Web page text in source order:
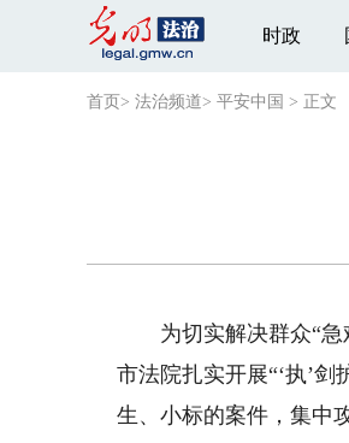
时政
首页 > 法治频道> 平安中国 > 正文
为切实解决群众“急
市法院扎实开展“‘执’
生、小标的案件，集中